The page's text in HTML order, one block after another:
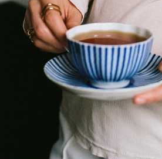
КАКУЮ СИЛУ ВАМ ПОМОГАЕТ ОБРЕСТИ